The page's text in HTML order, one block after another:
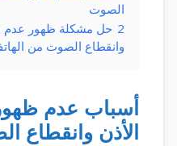
الصوت
2 حل مشكلة ظهور عدم
وانقطاع الصوت من
أسباب عدم
الأذن وانقطاع